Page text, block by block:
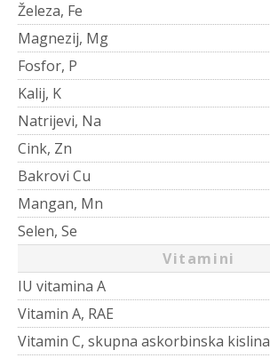
Železa, Fe
Magnezij, Mg
Fosfor, P
Kalij, K
Natrijevi, Na
Cink, Zn
Bakrovi Cu
Mangan, Mn
Selen, Se
Vitamini
IU vitamina A
Vitamin A, RAE
Vitamin C, skupna askorbinska kislina